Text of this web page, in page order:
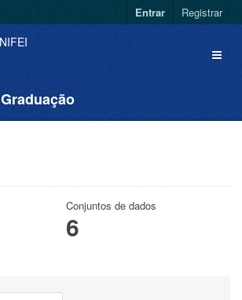
Entrar Registrar
Graduação
Conjuntos de dados
6